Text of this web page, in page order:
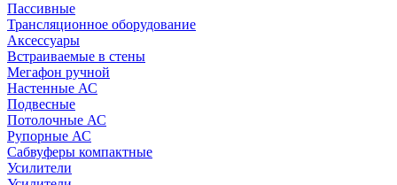
Пассивные
Трансляционное оборудование
Аксессуары
Встраиваемые в стены
Мегафон ручной
Настенные АС
Подвесные
Потолочные АС
Рупорные АС
Сабвуферы компактные
Усилители